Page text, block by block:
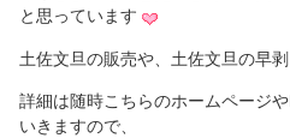
と思っています
土佐文旦の販売や、土佐文旦の早
詳細は随時こちらのホームページ
いきますので、